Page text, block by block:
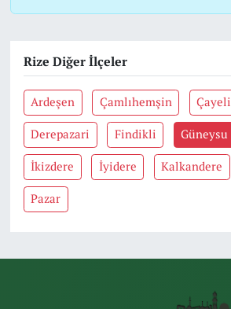
Rize Diğer İlçeler
Ardeşen Çamlıhemşin Çayeli
Derepazari Findikli Güneysu
İkizdere İyidere Kalkandere
Pazar